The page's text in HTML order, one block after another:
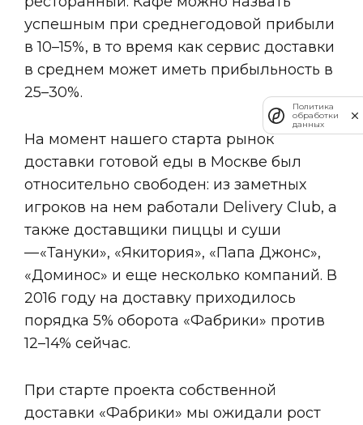
успешным при среднегодовой прибыли
в 10–15%, в то время как сервис доставки
в среднем может иметь прибыльность в
25–30%.
На момент нашего старта рынок
доставки готовой еды в Москве был
относительно свободен: из заметных
игроков на нем работали Delivery Club, а
также доставщики пиццы и суши
— «Тануки», «Якитория», «Папа Джонс»,
«Доминос» и еще несколько компаний. В
2016 году на доставку приходилось
порядка 5% оборота «Фабрики» против
12–14% сейчас.
При старте проекта собственной
доставки «Фабрики» мы ожидали рост
Политика
обработки
данных